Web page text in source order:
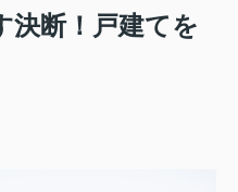
決断！戸建てを